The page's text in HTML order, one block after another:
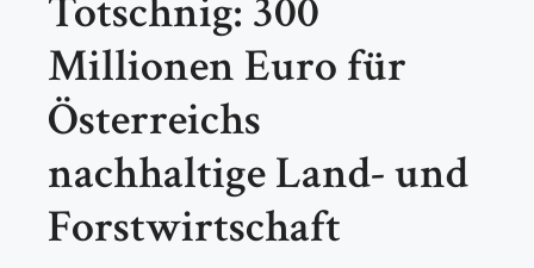
Totschnig: 300
Millionen Euro für
Österreichs
nachhaltige Land- und
Forstwirtschaft